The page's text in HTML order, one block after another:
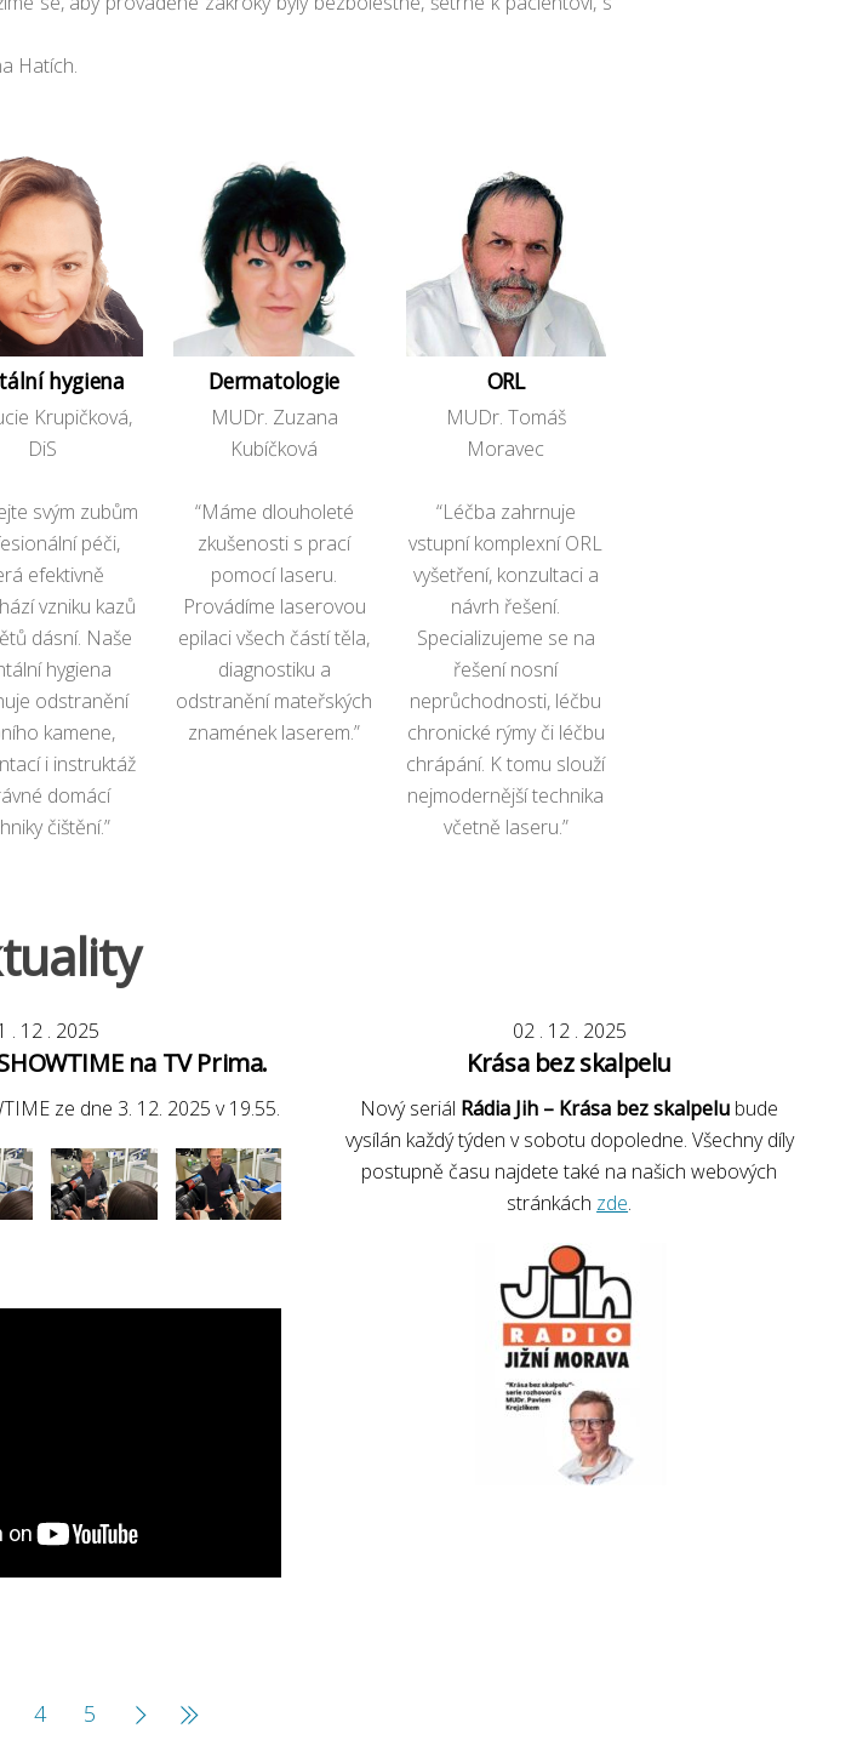
Hatích.
hygiena
Krupičková,
DiS
svým zubům
péči,
efektivně
vzniku kazů
dásní. Naše
hygiena
odstranění
kamene,
i instruktáž
domácí
čištění.”
Dermatologie
MUDr. Zuzana
Kubíčková
“Máme dlouholeté
zkušenosti s prací
pomocí laseru.
Provádíme laserovou
epilaci všech částí těla,
diagnostiku a
odstranění mateřských
znamének laserem.”
ORL
MUDr. Tomáš
Moravec
“Léčba zahrnuje
vstupní komplexní ORL
vyšetření, konzultaci a
návrh řešení.
Specializujeme se na
řešení nosní
neprůchodnosti, léčbu
chronické rýmy či léčbu
chrápání. K tomu slouží
nejmodernější technika
včetně laseru.”
. 12. 2025
na TV Prima.
ze dne 3. 12. 2025 v 19.55.
02. 12. 2025
Krása bez skalpelu
Nový seriál Rádia Jih – Krása bez skalpelu bude
vysílán každý týden v sobotu dopoledne. Všechny díly
postupně času najdete také na našich webových
stránkách zde.
4 5